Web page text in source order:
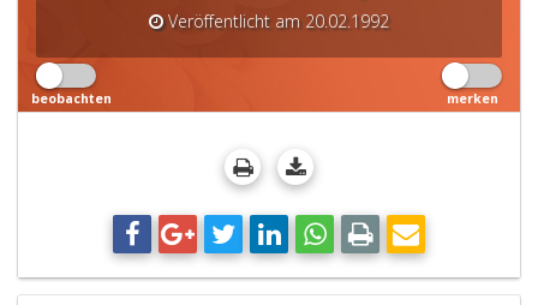
Veröffentlicht am 20.02.1992
beobachten merken